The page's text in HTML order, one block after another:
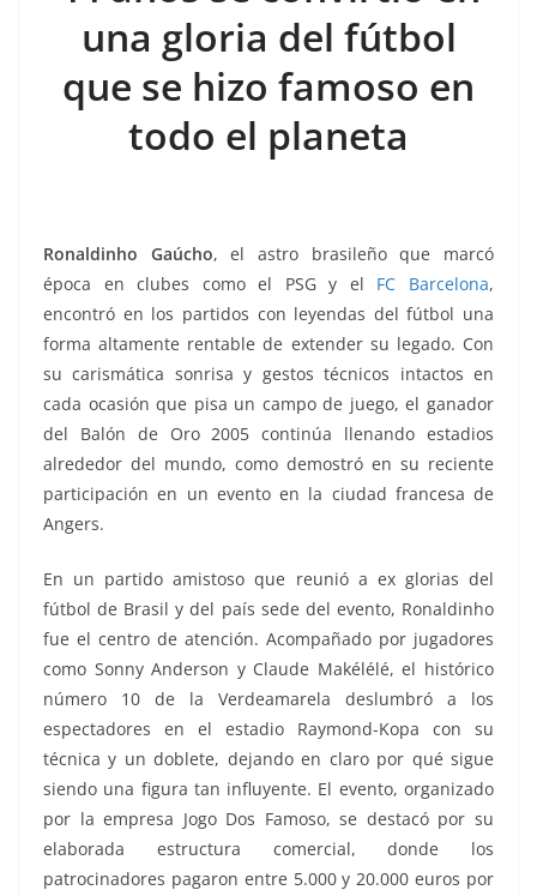
o
k
p er
una gloria del fútbol
que se hizo famoso en
todo el planeta
Ronaldinho Gaúcho, el astro brasileño que marcó
época en clubes como el PSG y el FC Barcelona,
encontró en los partidos con leyendas del fútbol una
forma altamente rentable de extender su legado. Con
su carismática sonrisa y gestos técnicos intactos en
cada ocasión que pisa un campo de juego, el ganador
del Balón de Oro 2005 continúa llenando estadios
alrededor del mundo, como demostró en su reciente
participación en un evento en la ciudad francesa de
Angers.
En un partido amistoso que reunió a ex glorias del
fútbol de Brasil y del país sede del evento, Ronaldinho
fue el centro de atención. Acompañado por jugadores
como Sonny Anderson y Claude Makélélé, el histórico
número 10 de la Verdeamarela deslumbró a los
espectadores en el estadio Raymond-Kopa con su
técnica y un doblete, dejando en claro por qué sigue
siendo una figura tan influyente. El evento, organizado
por la empresa Jogo Dos Famoso, se destacó por su
elaborada estructura comercial, donde los
patrocinadores pagaron entre 5.000 y 20.000 euros por